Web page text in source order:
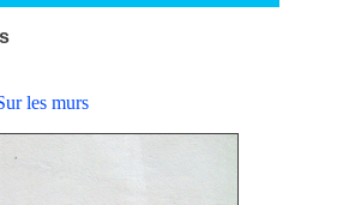
les murs